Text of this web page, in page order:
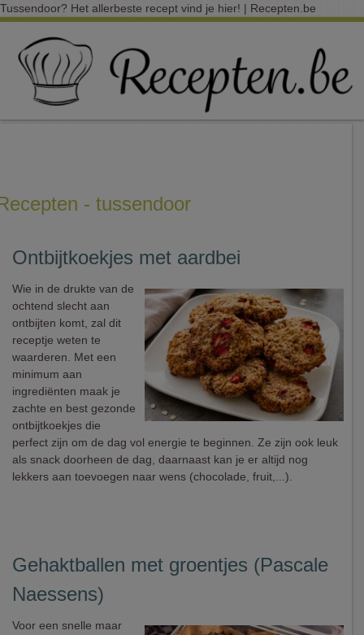
Tussendoor? Het allerbeste recept vind je hier! | Recepten.be
- tussendoor
Ontbijtkoekjes met aardbei
Wie in de drukte van de
ochtend slecht aan
ontbijten komt, zal dit
receptje weten te
waarderen. Met een
minimum aan
ingrediënten maak je
zachte en best gezonde
ontbijtkoekjes die
perfect zijn om de dag vol energie te beginnen. Ze zijn ook leuk
als snack doorheen de dag, daarnaast kan je er altijd nog
lekkers aan toevoegen naar wens (chocolade, fruit,...).
Gehaktballen met groentjes (Pascale
Naessens)
Voor een snelle maar